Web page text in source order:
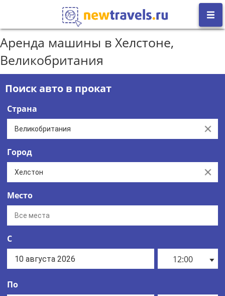
Аренда машины в Хелстоне,
Великобритания
Поиск авто в прокат
Страна
Clear
Город
Clear
Место
С
12:00
По